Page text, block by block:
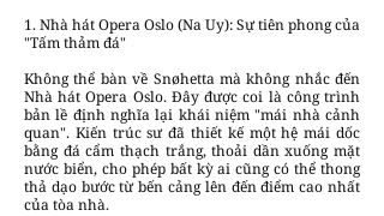
1. Nhà hát Opera Oslo (Na Uy): Sự tiên phong của
"Tấm thảm đá"
Không thể bàn về Snøhetta mà không nhắc đến
Nhà hát Opera Oslo. Đây được coi là công trình
bản lề định nghĩa lại khái niệm "mái nhà cảnh
quan". Kiến trúc sư đã thiết kế một hệ mái dốc
bằng đá cẩm thạch trắng, thoải dần xuống mặt
nước biển, cho phép bất kỳ ai cũng có thể thong
thả dạo bước từ bến cảng lên đến điểm cao nhất
của tòa nhà.